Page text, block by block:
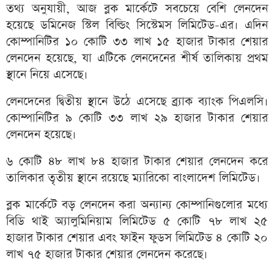
তথ্য অনুযায়ী, আজ ব্লক মার্কেটে সবচেয়ে বেশি লেনদেন
হয়েছে ডমিনেজ স্টিল বিল্ডিং সিস্টেমস লিমিটেড-এর। এদিন
কোম্পানিটির ১০ কোটি ৩৩ লাখ ১৫ হাজার টাকার শেয়ার
লেনদেন হয়েছে, যা এটিকে লেনদেনের শীর্ষ তালিকায় প্রথম
স্থানে নিয়ে এসেছে।
লেনদেনের দ্বিতীয় স্থানে উঠে এসেছে ব্র্যাক ব্যাংক পিএলসি।
কোম্পানিটির ৯ কোটি ৩৩ লাখ ২৯ হাজার টাকার শেয়ার
লেনদেন হয়েছে।
৬ কোটি ৪৮ লাখ ৮৪ হাজার টাকার শেয়ার লেনদেন করে
তালিকার তৃতীয় স্থানে রয়েছে ম্যারিকো বাংলাদেশ লিমিটেড।
ব্লক মার্কেটে বড় লেনদেন করা অন্যান্য কোম্পানিগুলোর মধ্যে
বিডি থাই অ্যালুমিনিয়াম লিমিটেড ৫ কোটি ৭৮ লাখ ২৫
হাজার টাকার শেয়ার এবং ফাইন ফুডস লিমিটেড ৪ কোটি ২০
লাখ ৭৫ হাজার টাকার শেয়ার লেনদেন করেছে।